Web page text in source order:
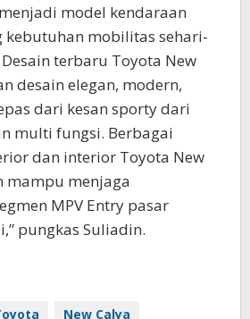
model kendaraan
kebutuhan mobilitas sehari-
terbaru Toyota New
desain elegan, modern,
dari kesan sporty dari
multi fungsi. Berbagai
dan interior Toyota New
mampu menjaga
MPV Entry pasar
pungkas Suliadin.
New Calya